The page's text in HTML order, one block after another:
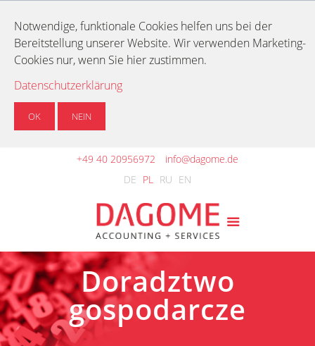
Notwendige, funktionale Cookies helfen uns bei der
Bereitstellung unserer Website. Wir verwenden Marketing-
Cookies nur, wenn Sie hier zustimmen.
Datenschutzerklärung
OK NEIN
+49 40 20956972
info@dagome.de
DE PL RU EN
Doradztwo
gospodarcze